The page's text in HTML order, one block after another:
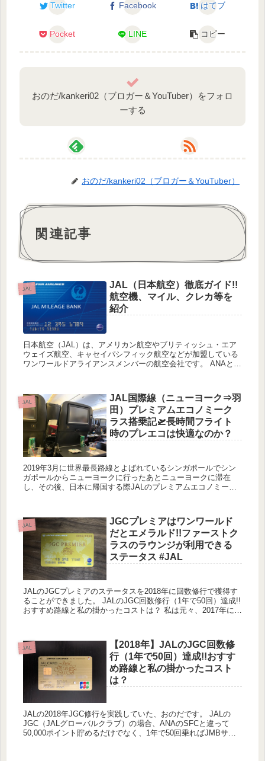
Twitter Facebook はてブ
Pocket LINE コピー
おのだ/kankeri02（ブロガー＆YouTuber）をフォロ
ーする
おのだ/kankeri02（ブロガー＆YouTuber）
関連記事
JAL
JAL（日本航空）徹底ガイド!!
航空機、マイル、クレカ等を
紹介
日本航空（JAL）は、アメリカン航空やブリティッシュ・エア
ウェイズ航空、キャセイパシフィック航空などが加盟している
ワンワールドアライアンスメンバーの航空会社です。 ANAと並
JAL
JAL国際線（ニューヨーク⇒羽
田）プレミアムエコノミーク
ラス搭乗記🛫長時間フライト
時のプレエコは快適なのか？
2019年3月に世界最長路線とよばれているシンガポールでシン
ガポールからニューヨークに行ったあとニューヨークに滞在
し、その後、日本に帰国する際JALのプレミアムエコノミーク
JAL
JGCプレミアはワンワールド
だとエメラルド!!ファーストク
ラスのラウンジが利用できる
ステータス #JAL
JALのJGCプレミアのステータスを2018年に回数修行で獲得す
ることができました。 JALのJGC回数修行（1年で50回）達成!!
おすすめ路線と私の掛かったコストは？ 私は元々、2017年に
JAL
【2018年】JALのJGC回数修
行（1年で50回）達成!!おすす
め路線と私の掛かったコスト
は？
JALの2018年JGC修行を実践していた、おのだです。 JALの
JGC（JALグローバルクラブ）の場合、ANAのSFCと違って
50,000ポイント貯めるだけでなく、1年で50回乗ればJMBサフ